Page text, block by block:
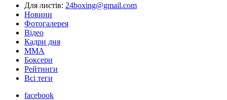
Для листів: 24boxing@gmail.com
Новини
Фотогалерея
Відео
Кадри дня
ММА
Боксери
Рейтинги
Всі теги
facebook